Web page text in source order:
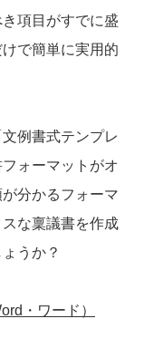
項目がすでに盛
で簡単に実用的
例書式テンプレ
ォーマットがオ
分かるフォーマ
な稟議書を作成
うか？
・ワード）